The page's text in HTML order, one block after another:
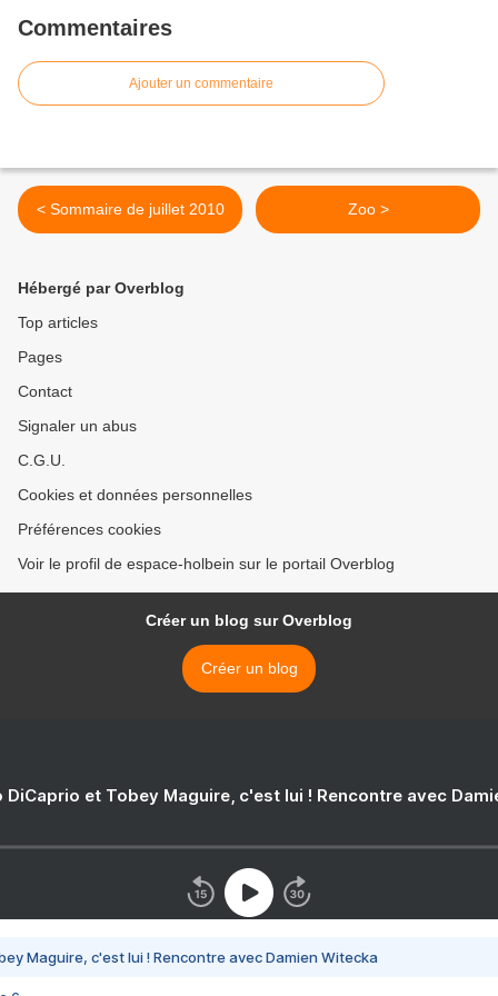
Commentaires
Ajouter un commentaire
< Sommaire de juillet 2010 Zoo >
Hébergé par Overblog
Top articles
Pages
Contact
Signaler un abus
C.G.U.
Cookies et données personnelles
Préférences cookies
Voir le profil de espace-holbein sur le portail Overblog
Créer un blog sur Overblog
Créer un blog
DiCaprio et Tobey Maguire, c'est lui ! Rencontre avec
Maguire, c'est lui ! Rencontre avec Damien Witecka